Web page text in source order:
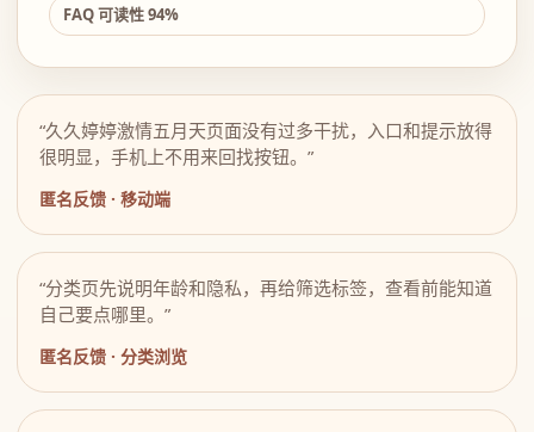
FAQ 可读性 94%
“久久婷婷激情五月天页面没有过多干扰，入口和提示放得
很明显，手机上不用来回找按钮。”
匿名反馈 · 移动端
“分类页先说明年龄和隐私，再给筛选标签，查看前能知道
自己要点哪里。”
匿名反馈 · 分类浏览